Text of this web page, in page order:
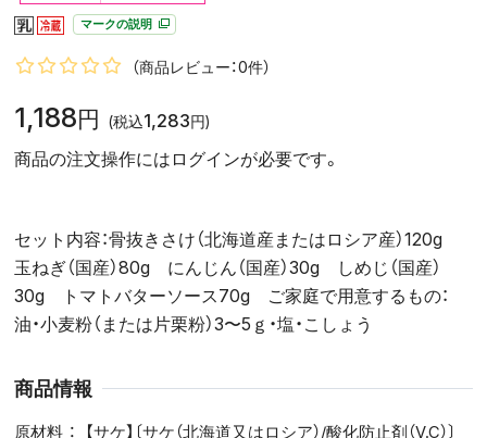
マークの説明
（商品レビュー：0件）
1,188円 (税込1,283円)
商品の注文操作にはログインが必要です。
セット内容：骨抜きさけ（北海道産またはロシア産）120g
玉ねぎ（国産）80g にんじん（国産）30g しめじ（国産）
30g トマトバターソース70g ご家庭で用意するもの：
油・小麦粉（または片栗粉）3〜5ｇ・塩・こしょう
商品情報
原材料
【サケ】〔サケ（北海道又はロシア）/酸化防止剤（V.C）〕